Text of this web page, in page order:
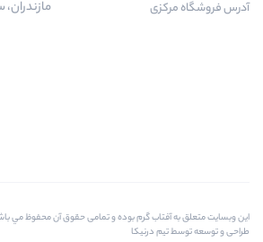
آدرس‌ فروشگاه مرکزی
مازندران،
اين وبسايت متعلق به آفتاب گرم بوده و تمامی حقوق آن محفوظ مي
طراحی و توسعه توسط تیم درنیکا